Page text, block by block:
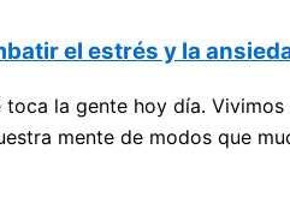
el estrés y la
la gente hoy día.
mente de modos que